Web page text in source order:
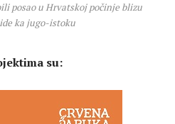
posao u Hrvatskoj počinje blizu
ka jugo-istoku
su: